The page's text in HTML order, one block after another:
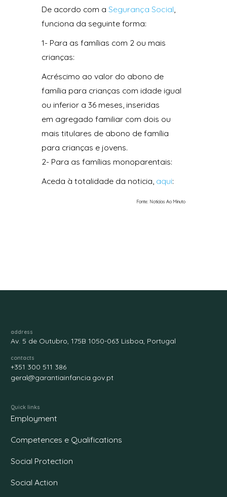
De acordo com a Segurança Social
funciona da seguinte forma:
1- Para as famílias com 2 ou mais
crianças:
Acréscimo ao valor do abono de
família para crianças com idade igual
ou inferior a 36 meses, inseridas
em agregado familiar com dois ou
mais titulares de abono de família
para crianças e jovens.
2- Para as famílias monoparentais:
Aceda à totalidade da noticia, aqui:
Fonte: Noticias Ao Minuto
address
Av. 5 de Outubro, 175B 1050-063 Lisboa, Portugal
contacts
+351 300 511 386
geral@garantiainfancia.gov.pt
Quick links
Employment
Competences e Qualifications
Social Protection
Social Action